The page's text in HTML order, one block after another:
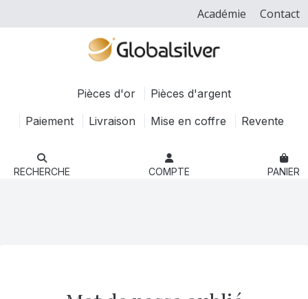
Académie Contact
Pièces d'or
Pièces d'argent
Paiement
Livraison Mise en coffre Revente
RECHERCHE COMPTE PANIER